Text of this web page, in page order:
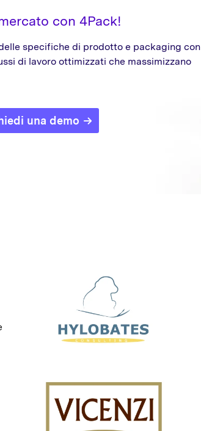
con 4Pack!
specifiche di prodotto e packaging con
di lavoro ottimizzati che massimizzano
una demo